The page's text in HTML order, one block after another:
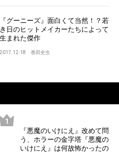
『グーニーズ』面白くて当然！？若
き日のヒットメイカーたちによって
生まれた傑作
2017.12.18 香田史生
『悪魔のいけにえ』改めて問
う、ホラーの金字塔『悪魔の
いけにえ』は何故怖かったの